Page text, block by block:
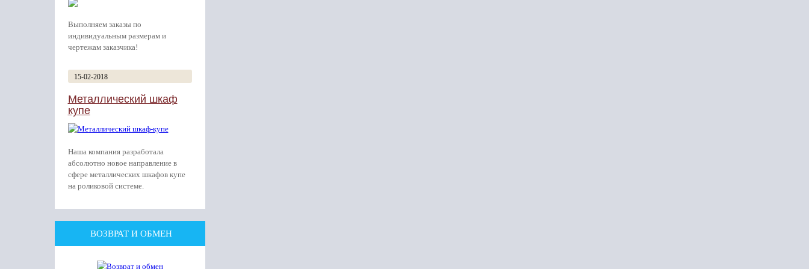
Выполняем заказы по
индивидуальным размерам и
чертежам заказчика!
15-02-2018
Металлический шкаф
купе
Наша компания разработала
абсолютно новое направление в
сфере металлических шкафов купе
на роликовой системе.
ВОЗВРАТ И ОБМЕН